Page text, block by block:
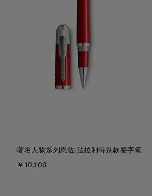
著名人物系列恩佐·法拉利特别款签字笔
￥10,100